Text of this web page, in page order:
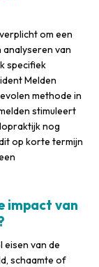
om een
van
specifiek
Melden
methode in
stimuleert
nog
op korte termijn
impact van
eisen van de
schaamte of